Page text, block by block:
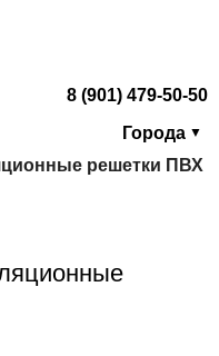
8 (901) 479-50-50
Города ▼
решетки ПВХ